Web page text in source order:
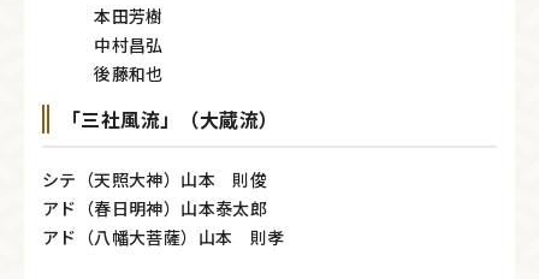
本田芳樹
中村昌弘
後藤和也
「三社風流」（大蔵流）
シテ（天照大神）山本 則俊
アド（春日明神）山本泰太郎
アド（八幡大菩薩）山本 則孝